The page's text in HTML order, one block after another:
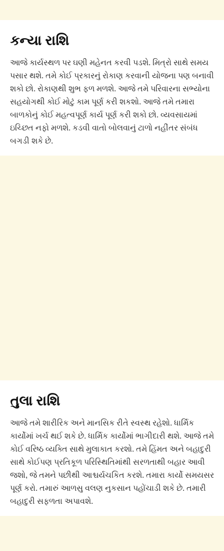
કન્યા રાશિ
આજે કાર્યસ્થળ પર ઘણી મહેનત કરવી પડશે. મિત્રો સાથે સમય
પસાર થશે. તમે કોઈ પ્રકારનું રોકાણ કરવાની યોજના પણ બનાવી
શકો છો. રોકાણથી શુભ ફળ મળશે. આજે તમે પરિવારના સભ્યોના
સહયોગથી કોઈ મોટું કામ પૂર્ણ કરી શકશો. આજે તમે તમારા
બાળકોનું કોઈ મહત્વપૂર્ણ કાર્ય પૂર્ણ કરી શકો છો. વ્યવસાયમાં
ઇચ્છિત નફો મળશે. કડવી વાતો બોલવાનું ટાળો નહીંતર સંબંધ
બગડી શકે છે.
તુલા રાશિ
આજે તમે શારીરિક અને માનસિક રીતે સ્વસ્થ રહેશો. ધાર્મિક
કાર્યોમાં ખર્ચ થઈ શકે છે. ધાર્મિક કાર્યોમાં ભાગીદારી થશે. આજે તમે
કોઈ વરિષ્ઠ વ્યક્તિ સાથે મુલાકાત કરશો. તમે હિંમત અને બહાદુરી
સાથે કોઈપણ પ્રતિકૂળ પરિસ્થિતિમાંથી સરળતાથી બહાર આવી
જશો, જે તમને પછીથી આશ્ચર્યચકિત કરશે. તમારા કાર્યો સમયસર
પૂર્ણ કરો. તમારું આળસુ વલણ નુકસાન પહોંચાડી શકે છે. તમારી
બહાદુરી સફળતા અપાવશે.